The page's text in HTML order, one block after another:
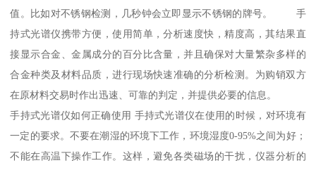
值。比如对不锈钢检测，几秒钟会立即显示不锈钢的牌号。 手
持式光谱仪携带方便，使用简单，分析速度快，精度高，其结果直
接显示合金、金属成分的百分比含量，并且确保对大量繁杂多样的
合金种类及材料品质，进行现场快速准确的分析检测。为购销双方
在原材料交易时作出迅速、可靠的判定，并提供必要的信息。
手持式光谱仪如何正确使用 手持式光谱仪在使用的时候，对环境有
一定的要求。不要在潮湿的环境下工作，环境湿度0-95%之间为好；
不能在高温下操作工作。这样，避免各类磁场的干扰，仪器分析的